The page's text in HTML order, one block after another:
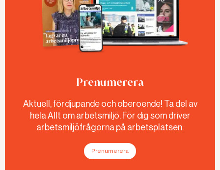
Prenumerera
Aktuell, fördjupande och oberoende! Ta del av
hela Allt om arbetsmiljö. För dig som driver
arbetsmiljöfrågorna på arbetsplatsen.
Prenumerera